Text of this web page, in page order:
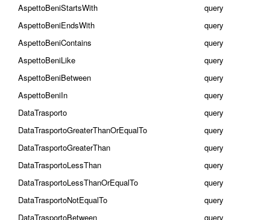
AspettoBeniStartsWith
query
AspettoBeniEndsWith
query
AspettoBeniContains
query
AspettoBeniLike
query
AspettoBeniBetween
query
AspettoBeniIn
query
DataTrasporto
query
DataTrasportoGreaterThanOrEqualTo
query
DataTrasportoGreaterThan
query
DataTrasportoLessThan
query
DataTrasportoLessThanOrEqualTo
query
DataTrasportoNotEqualTo
query
DataTrasportoBetween
query